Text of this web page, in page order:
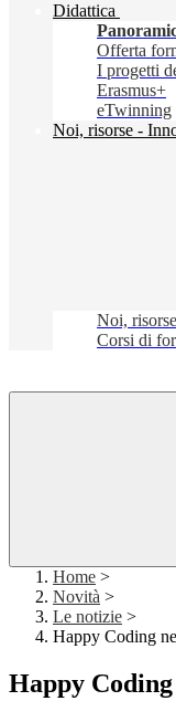
Didattica
Offerta
I progetti
Erasmus+
eTwinning
Noi, risorse -
Noi,
Corsi di
Home >
Novità >
Le notizie >
Happy Coding
Happy